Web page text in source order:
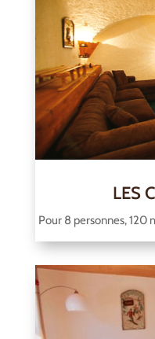
LES
Pour 8 personnes, 120